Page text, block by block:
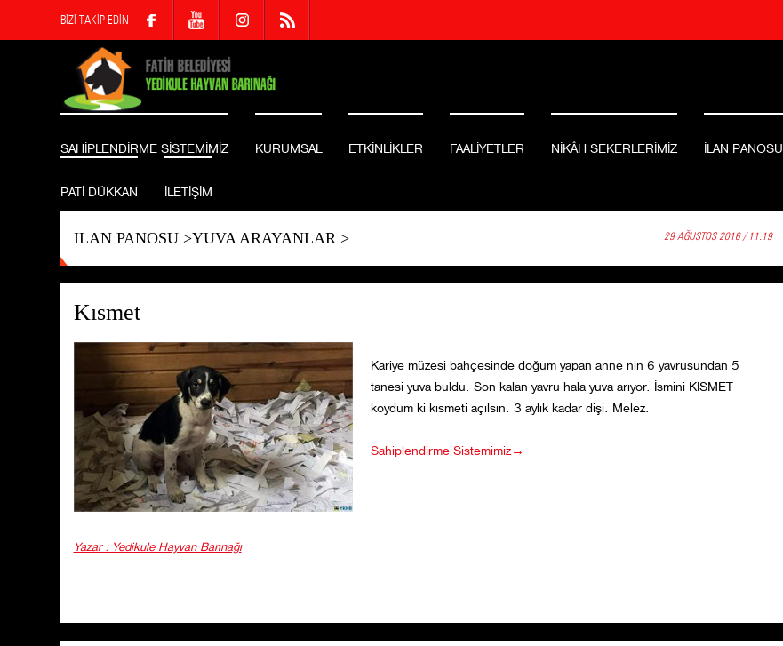
BİZİ TAKİP EDİN
SAHİPLENDİRME SİSTEMİMİZ KURUMSAL ETKİNLİKLER FAALİYETLER NİKÂH SEKERLERİMİZ İLAN PANOSU
PATİ DÜKKAN İLETİŞİM
ILAN PANOSU>YUVA ARAYANLAR> 29 AĞUSTOS 2016 / 11:19
Kısmet
Kariye müzesi bahçesinde doğum yapan anne nin 6 yavrusundan 5
tanesi yuva buldu. Son kalan yavru hala yuva arıyor. İsmini KISMET
koydum ki kısmeti açılsın. 3 aylık kadar dişi. Melez.
Sahiplendirme Sistemimiz→
Yazar : Yedikule Hayvan Barınağı